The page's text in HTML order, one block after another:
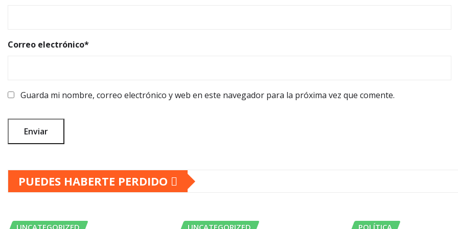
Correo electrónico*
Guarda mi nombre, correo electrónico y web en este navegador para la próxima vez que comente.
PUEDES HABERTE PERDIDO